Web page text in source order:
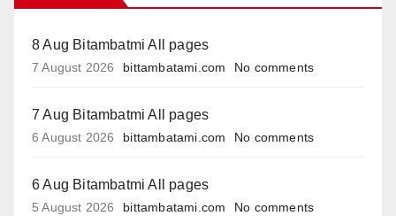
8 Aug Bitambatmi All pages
7 August 2026 bittambatami.com No comments
7 Aug Bitambatmi All pages
6 August 2026 bittambatami.com No comments
6 Aug Bitambatmi All pages
5 August 2026 bittambatami.com No comments